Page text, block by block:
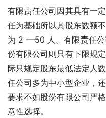
有限责任公司因其具有一
任为基础所以其股东数额
为 2 —50 人。有限责任公
份有限公司则只有下限规
际只规定股东最低法定人
任公司多为中小型企业，
要求不如股份有限公司严
意性选择。